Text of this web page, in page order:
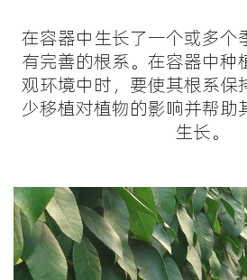
在容器中生长了一个或多个
有完善的根系。在容器中种
观环境中时，要使其根系保
少移植对植物的影响并帮助
生长。